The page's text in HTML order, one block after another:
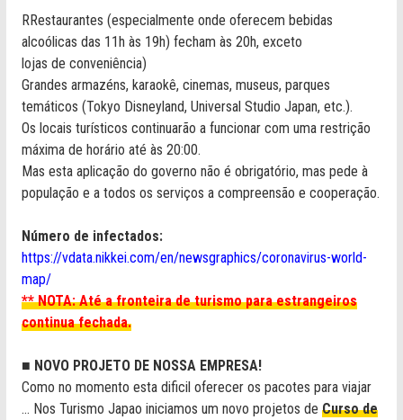
RRestaurantes (especialmente onde oferecem bebidas
alcoólicas das 11h às 19h) fecham às 20h, exceto
lojas de conveniência)
Grandes armazéns, karaokê, cinemas, museus, parques
temáticos (Tokyo Disneyland, Universal Studio Japan, etc.).
Os locais turísticos continuarão a funcionar com uma restrição
máxima de horário até às 20:00.
Mas esta aplicação do governo não é obrigatório, mas pede à
população e a todos os serviços a compreensão e cooperação.
Número de infectados:
https://vdata.nikkei.com/en/newsgraphics/coronavirus-world-
map/
** NOTA: Até a fronteira de turismo para estrangeiros
continua fechada.
■ NOVO PROJETO DE NOSSA EMPRESA!
Como no momento esta dificil oferecer os pacotes para viajar
... Nos Turismo Japao iniciamos um novo projetos deCurso de